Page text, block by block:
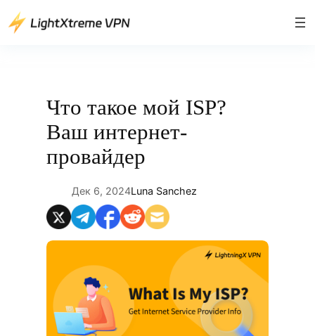
Перейти
Что такое мой ISP?
Ваш интернет-
провайдер
Дек 6, 2024Luna Sanchez